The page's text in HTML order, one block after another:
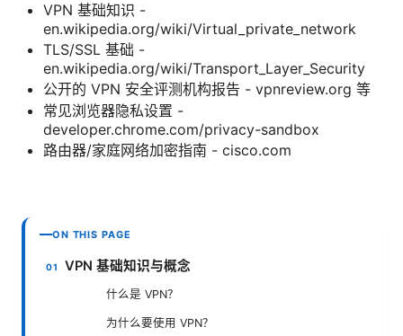
VPN 基础知识 -
en.wikipedia.org/wiki/Virtual_private_network
TLS/SSL 基础 -
en.wikipedia.org/wiki/Transport_Layer_Security
公开的 VPN 安全评测机构报告 - vpnreview.org 等
常见浏览器隐私设置 -
developer.chrome.com/privacy-sandbox
路由器/家庭网络加密指南 - cisco.com
ON THIS PAGE
VPN 基础知识与概念
什么是 VPN？
为什么要使用 VPN？